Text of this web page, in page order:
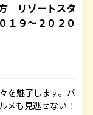
リゾートスタ
９～２０２０
を魅了します。パ
メも見逃せない！